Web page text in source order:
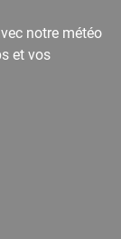
notre météo
et vos